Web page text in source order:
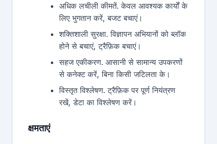
अधिक लचीली कीमतें. केवल आवश्यक कार्यों के
लिए भुगतान करें, बजट बचाएं।
शक्तिशाली सुरक्षा. विज्ञापन अभियानों को ब्लॉक
होने से बचाएं, ट्रैफ़िक बचाएं।
सहज एकीकरण. आसानी से सामान्य उपकरणों
से कनेक्ट करें, बिना किसी जटिलता के।
विस्तृत विश्लेषण. ट्रैफ़िक पर पूर्ण नियंत्रण
रखें, डेटा का विश्लेषण करें।
क्षमताएं